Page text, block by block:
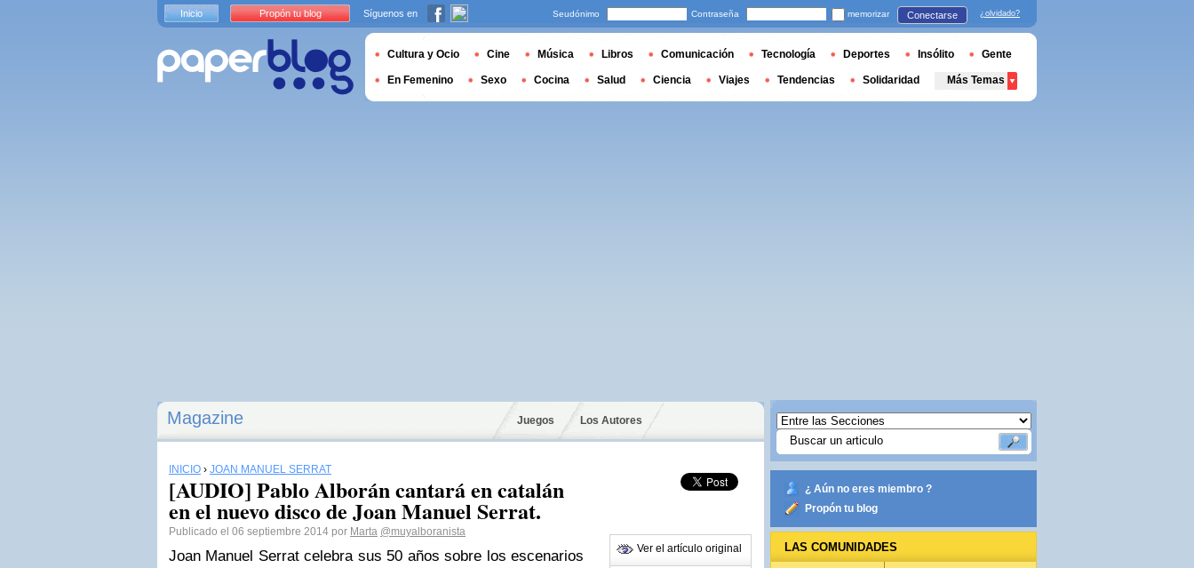
Magazine Juegos Los Autores
INICIO › JOAN MANUEL SERRAT
[AUDIO] Pablo Alborán cantará en catalán
en el nuevo disco de Joan Manuel Serrat.
Publicado el 06 septiembre 2014 por Marta @muyalboranista
Joan Manuel Serrat celebra sus 50 años sobre los escenarios
Ver el artículo original
¿ Aún no eres miembro ?
Propón tu blog
LAS COMUNIDADES
Inicio Propón tu blog Síguenos en Seudónimo Contraseña memorizar Conectarse ¿olvidado?
Cultura y Ocio Cine Música Libros Comunicación Tecnología Deportes Insólito Gente
En Femenino Sexo Cocina Salud Ciencia Viajes Tendencias Solidaridad Más Temas